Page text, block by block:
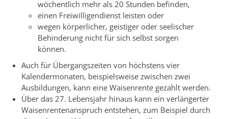
wöchentlich mehr als 20 Stunden befinden,
einen Freiwilligendienst leisten oder
wegen körperlicher, geistiger oder seelischer
Behinderung nicht für sich selbst sorgen
können.
Auch für Übergangszeiten von höchstens vier
Kalendermonaten, beispielsweise zwischen zwei
Ausbildungen, kann eine Waisenrente gezahlt werden.
Über das 27. Lebensjahr hinaus kann ein verlängerter
Waisenrentenanspruch entstehen, zum Beispiel durch